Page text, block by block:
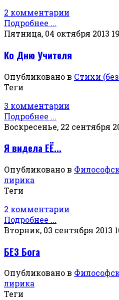
2 комментарии
Подробнее ...
Пятница, 04 октября 2013
Ко Дню Учителя
Опубликовано в Стихи
Теги
3 комментарии
Подробнее ...
Воскресенье, 22 сентября
Я видела ЕЁ...
Опубликовано в
лирика
Теги
2 комментарии
Подробнее ...
Вторник, 03 сентября 2013
БЕЗ Бога
Опубликовано в
лирика
Теги